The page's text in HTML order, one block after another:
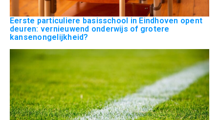
Eerste particuliere basisschool in Eindhoven opent
deuren: vernieuwend onderwijs of grotere
kansenongelijkheid?